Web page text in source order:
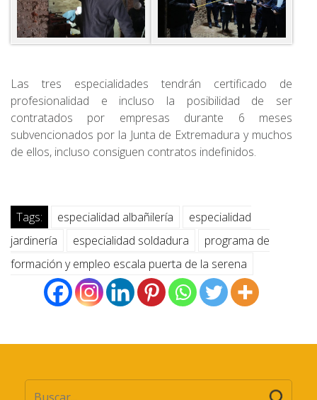
Las tres especialidades tendrán certificado de
profesionalidad e incluso la posibilidad de ser
contratados por empresas durante 6 meses
subvencionados por la Junta de Extremadura y muchos
de ellos, incluso consiguen contratos indefinidos.
Tags: especialidad albañilería
especialidad
jardinería
especialidad soldadura
programa de
formación y empleo escala puerta de la serena